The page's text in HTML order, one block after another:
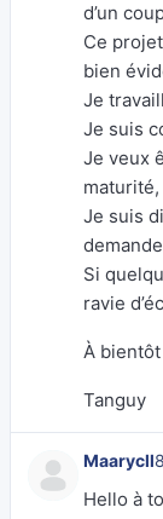
d’un
Ce
bien
Je
Je suis
Je veux
Je suis
Si
ravie
À bientôt
Tanguy
Maarycll
Hello à